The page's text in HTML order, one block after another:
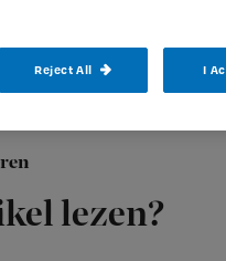
lezen?
gedaan
En juist
Reject All I